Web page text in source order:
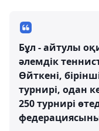
Бұл - айтулы
әлемдік
Өйткені,
турнирі, одан
250 турнирі